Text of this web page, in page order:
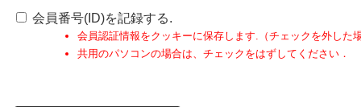
会員番号(ID)を記録する.
会員認証情報をクッキーに保存します.（チェックを外した
共用のパソコンの場合は、チェックをはずしてください．